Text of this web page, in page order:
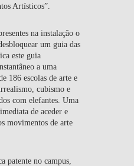
Artísticos”.
na instalação o
um guia das
este guia
a uma
186 escolas de arte e
cubismo e
com elefantes. Uma
de aceder e
movimentos de arte
patente no campus,